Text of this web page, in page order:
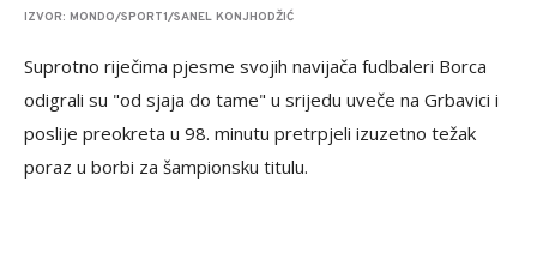
IZVOR: MONDO/SPORT1/SANEL KONJHODŽIĆ
Suprotno riječima pjesme svojih navijača fudbaleri Borca
odigrali su "od sjaja do tame" u srijedu uveče na Grbavici i
poslije preokreta u 98. minutu pretrpjeli izuzetno težak
poraz u borbi za šampionsku titulu.